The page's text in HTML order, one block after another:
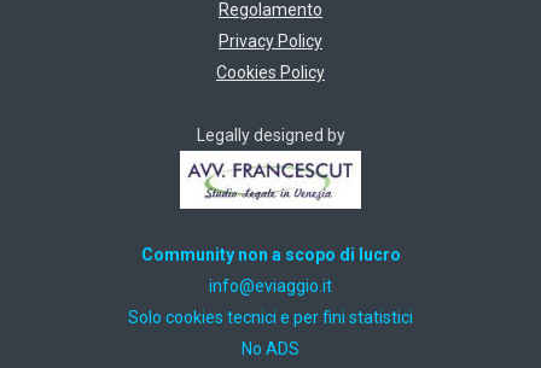
Regolamento
Privacy Policy
Cookies Policy
Legally designed by
Community non a scopo di lucro
ti.oiggaive@ofni
Solo cookies tecnici e per fini statistici
No ADS